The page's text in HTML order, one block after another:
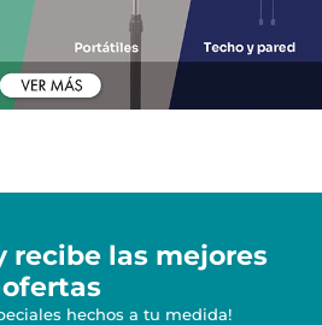
recibe las mejores
ofertas
hechos a tu medida!